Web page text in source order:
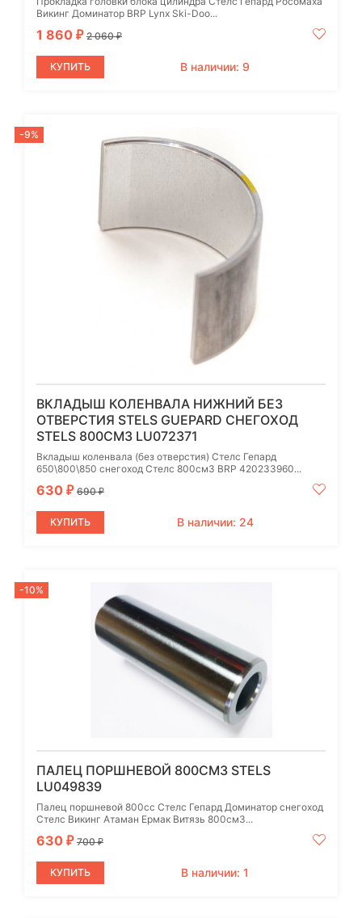
Викинг Доминатор BRP Lynx Ski-Doo...
1 860 ₽ 2 060₽
КУПИТЬ В наличии: 9
-9%
ВКЛАДЫШ КОЛЕНВАЛА НИЖНИЙ БЕЗ
ОТВЕРСТИЯ STELS GUEPARD СНЕГОХОД
STELS 800СМ3 LU072371
Вкладыш коленвала (без отверстия) Стелс Гепард
650\800\850 снегоход Стелс 800см3 BRP 420233960...
630 ₽ 690₽
КУПИТЬ В наличии: 24
-10%
ПАЛЕЦ ПОРШНЕВОЙ 800СМ3 STELS
LU049839
Палец поршневой 800cc Стелс Гепард Доминатор снегоход
Стелс Викинг Атаман Ермак Витязь 800см3...
630 ₽ 700₽
КУПИТЬ В наличии: 1